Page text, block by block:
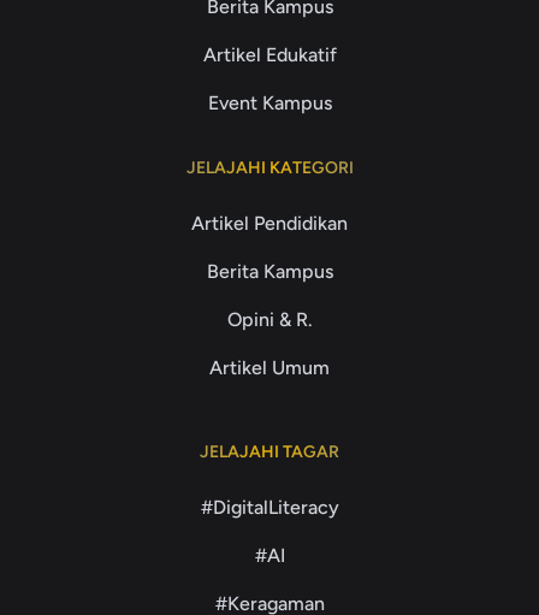
Berita Kampus
Artikel Edukatif
Event Kampus
JELAJAHI KATEGORI
Artikel Pendidikan
Berita Kampus
Opini & R.
Artikel Umum
JELAJAHI TAGAR
#DigitalLiteracy
#AI
#Keragaman